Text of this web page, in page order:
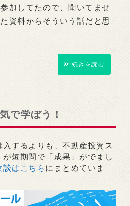
加してたので、聞いてませ
資料からそういう話だと思
続きを読む
で学ぼう！
するよりも、不動産投資ス
短期間で「成果」がでまし
はこちらにまとめていま